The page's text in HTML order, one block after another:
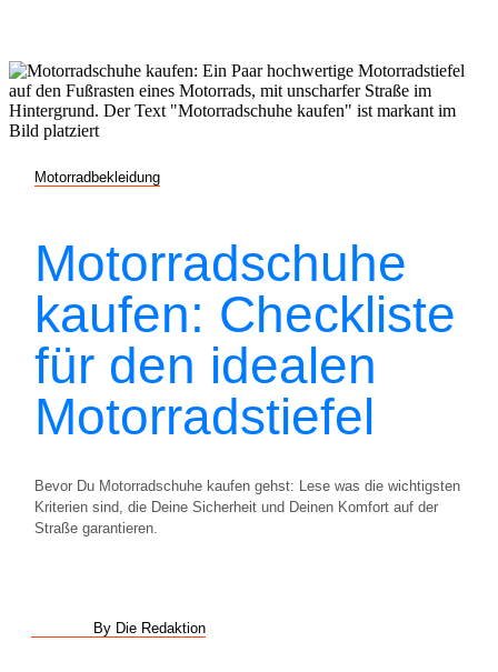
Motorradbekleidung
Motorradschuhe
kaufen: Checkliste
für den idealen
Motorradstiefel
Bevor Du Motorradschuhe kaufen gehst: Lese was die wichtigsten
Kriterien sind, die Deine Sicherheit und Deinen Komfort auf der
Straße garantieren.
By Die Redaktion